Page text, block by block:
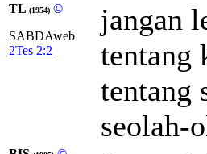
TL (1954) ©
SABDAweb
2Tes 2:2
jangan
tentang
tentang
seolah-